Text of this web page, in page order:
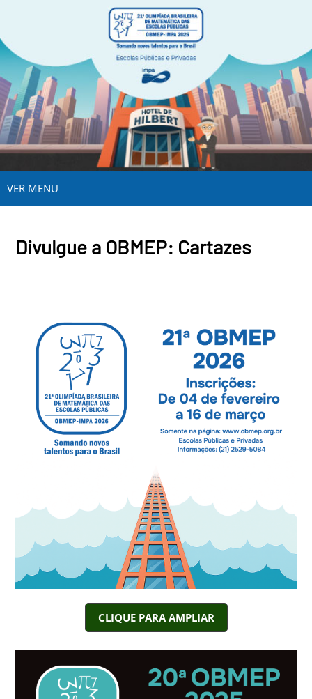
VER MENU
Divulgue a OBMEP: Cartazes
CLIQUE PARA AMPLIAR